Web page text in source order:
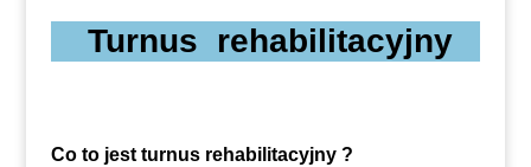
Turnus rehabilitacyjny
Co to jest turnus rehabilitacyjny ?